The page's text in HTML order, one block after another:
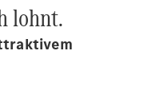
lohnt.